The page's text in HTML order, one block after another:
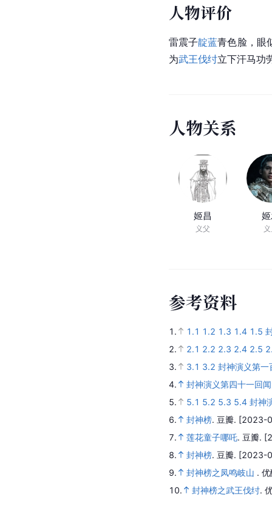
人物评价
雷震子靛蓝青色脸，眼
为武王伐纣立下汗马功
人物关系
姬昌
义父
参考资料
1. 1.1 1.2 1.3 1.4 1.5
2.
2.1 2.2 2.3 2.4 2.5
3.
3.1 3.2 封神演义第一
4.
封神演义第四十一回
5.
5.1 5.2 5.3 5.4 封神
6.
封神榜. 豆瓣. [2023-
7.
莲花童子哪吒. 豆瓣.
8.
封神榜. 豆瓣. [2023-
9.
封神榜之凤鸣岐山 .
10.
封神榜之武王伐纣.